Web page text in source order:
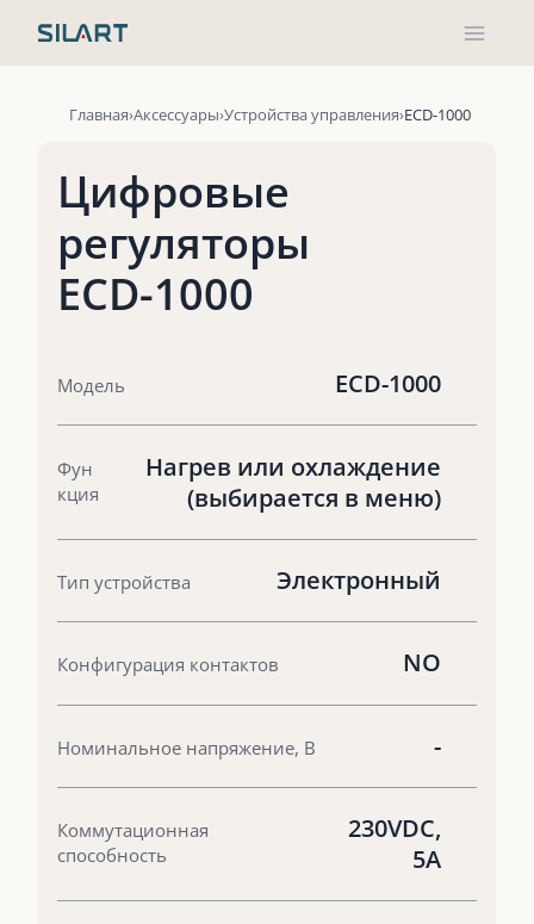
Главная Аксессуары Устройства управления ECD-1000
Цифровые
регуляторы
ECD-1000
Модель ECD-1000
Фун
кция
Нагрев или охлаждение
(выбирается в меню)
Тип устройства Электронный
Конфигурация контактов NO
Номинальное напряжение, В -
Коммутационная
способность
230VDC,
5A